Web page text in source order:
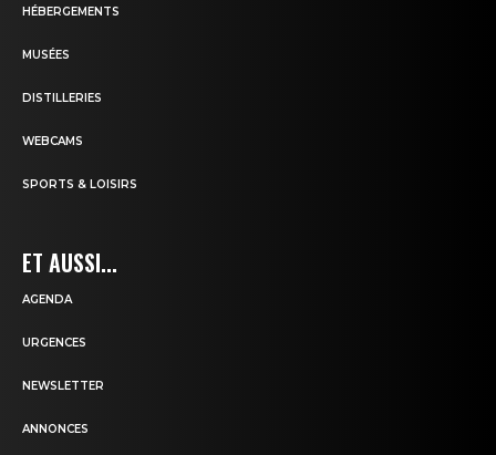
HÉBERGEMENTS
MUSÉES
DISTILLERIES
WEBCAMS
SPORTS & LOISIRS
ET AUSSI...
AGENDA
URGENCES
NEWSLETTER
ANNONCES